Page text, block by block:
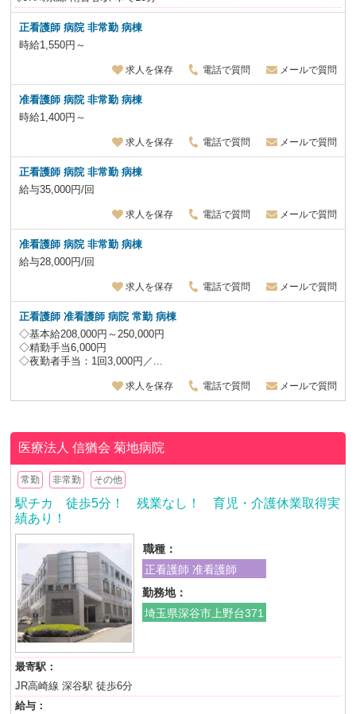
正看護師 病院 非常勤 病棟
時給1,550円～
求人を保存 電話で質問 メールで質問
准看護師 病院 非常勤 病棟
時給1,400円～
求人を保存 電話で質問 メールで質問
正看護師 病院 非常勤病棟
給与35,000円/回
求人を保存 電話で質問 メールで質問
准看護師 病院 非常勤病棟
給与28,000円/回
求人を保存 電話で質問 メールで質問
正看護師 准看護師 病院 常勤 病棟
◇基本給208,000円～250,000円
◇精勤手当6,000円
◇夜勤者手当：1回3,000円／...
求人を保存 電話で質問 メールで質問
医療法人 信猶会菊地病院
常勤 非常勤 その他
駅チカ 徒歩5分！ 残業なし！ 育児・介護休業取得実
績あり！
職種：
正看護師 准看護師
勤務地：
埼玉県深谷市上野台371
最寄駅：
JR高崎線 深谷駅 徒歩6分
給与：